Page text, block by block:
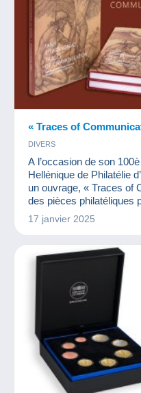
« Traces of
DIVERS
A l’occasion de son
Hellénique de Philatélie
un ouvrage, « Traces of
des pièces philatéliques
membres et amis de la
cm) de 272 pages, tout
sélectionnés. Ils sont
également
17 janvier 2025